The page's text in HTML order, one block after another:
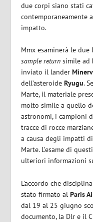
due corpi siano stati
contemporaneamente
impatto.
Mmx esaminerà le
sample return simile ad
inviato il lander
dell’asteroideRyugu.
Marte, il materiale
molto simile a quello
astronomi, i campioni
tracce di rocce
a causa degli impatti
Marte. L’esame di
ulteriori informazioni
L’accordo che
stato firmato alParis
dal 19 al 25 giugno
documento, la Dlr e il